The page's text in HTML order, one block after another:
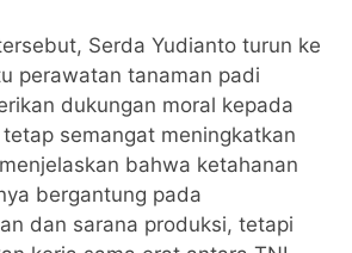
Serda Yudianto turun ke
perawatan tanaman padi
dukungan moral kepada
semangat meningkatkan
bahwa ketahanan
bergantung pada
dan sarana produksi, tetapi